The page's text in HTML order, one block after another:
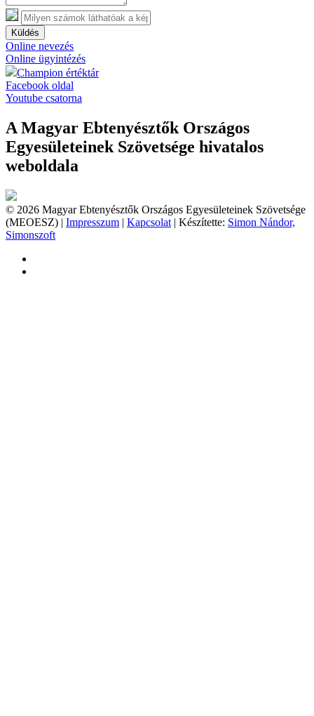
Küldés
Online nevezés
Online ügyintézés
Champion értéktár
Facebook oldal
Youtube csatorna
A Magyar Ebtenyésztők Országos
Egyesületeinek Szövetsége hivatalos
weboldala
© 2026 Magyar Ebtenyésztők Országos Egyesületeinek Szövetsége
(MEOESZ) | Impresszum | Kapcsolat | Készítette: Simon Nándor,
Simonszoft